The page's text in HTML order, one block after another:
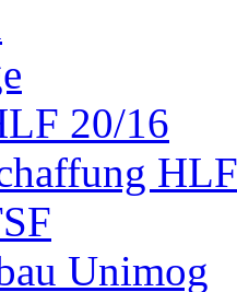
20/16
HLF
Unimog